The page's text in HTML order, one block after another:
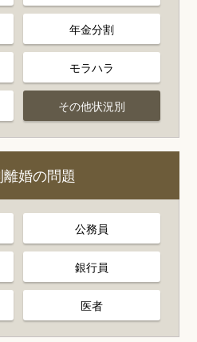
年金分割
モラハラ
その他状況別
婚の問題
公務員
銀行員
医者